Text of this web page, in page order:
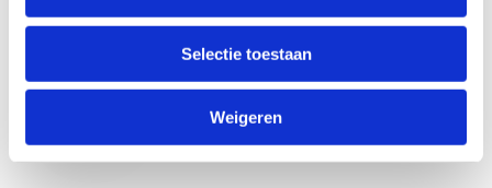
Selectie toestaan
Weigeren
Verzend